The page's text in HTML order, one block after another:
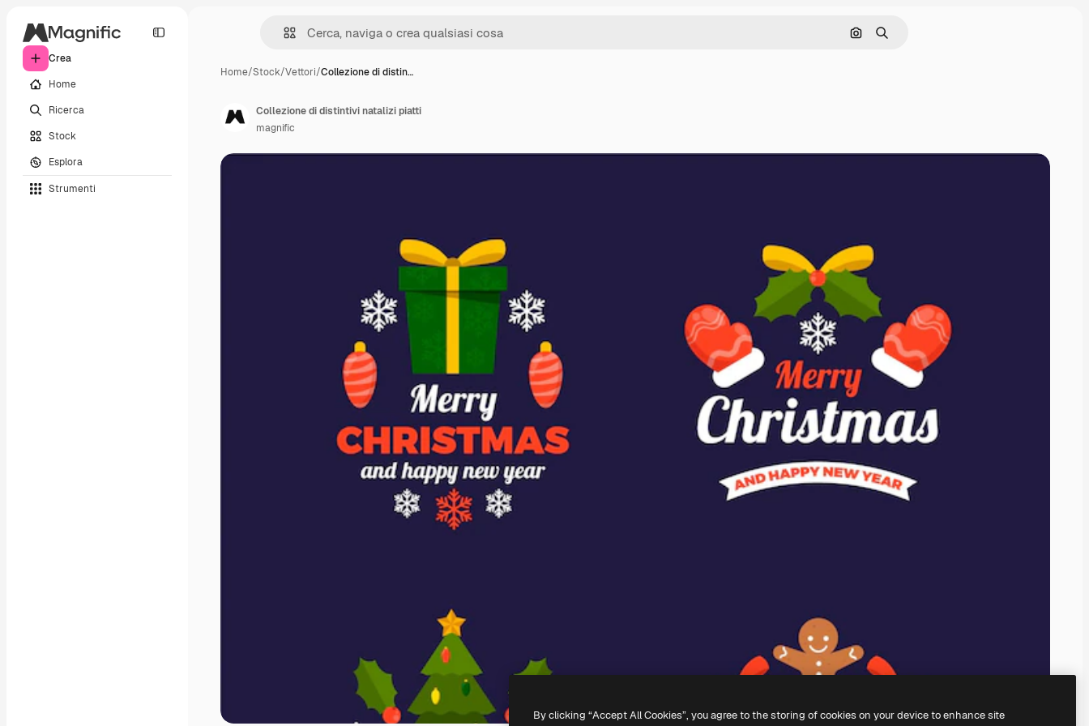
Crea
Home
Ricerca
Stock
Esplora
Strumenti
Cerca per immagine
Ricerca
Home/Stock/Vettori/Collezione di distin…
Collezione di distintivi natalizi piatti
magnific
By clicking “Accept All Cookies”, you agree to the storing of cookies on your device to enhance site